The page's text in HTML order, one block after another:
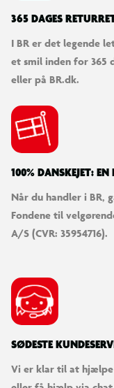
365 DAGES
I BR er det legende
et smil inden for 365
eller på BR.dk.
100% DANSKEJET:
Når du handler i BR,
Fondene til
A/S (CVR: 35954716).
SØDESTE
Vi er klar til at hjælpe